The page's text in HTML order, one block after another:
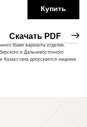
Купить
Скачать PDF
Вами варианта отделки,
и Дальневосточного
допускается наценка